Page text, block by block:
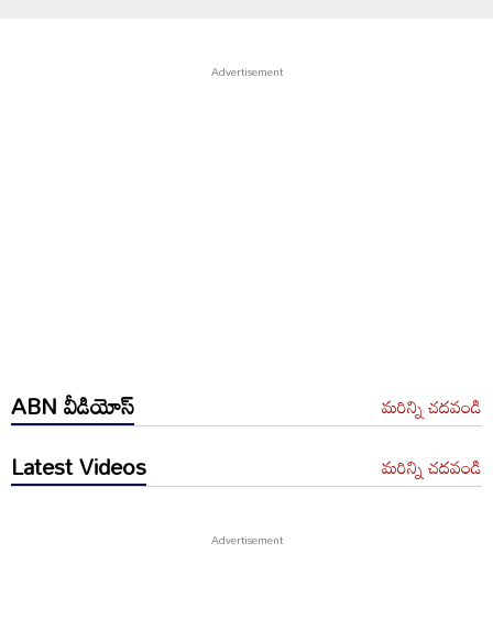
ABN వీడియోస్ మరిన్ని చదవండి
Latest Videos మరిన్ని చదవండి